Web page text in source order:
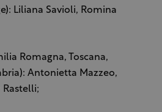
Liliana Savioli, Romina
Romagna, Toscana,
Antonietta Mazzeo,
Rastelli;